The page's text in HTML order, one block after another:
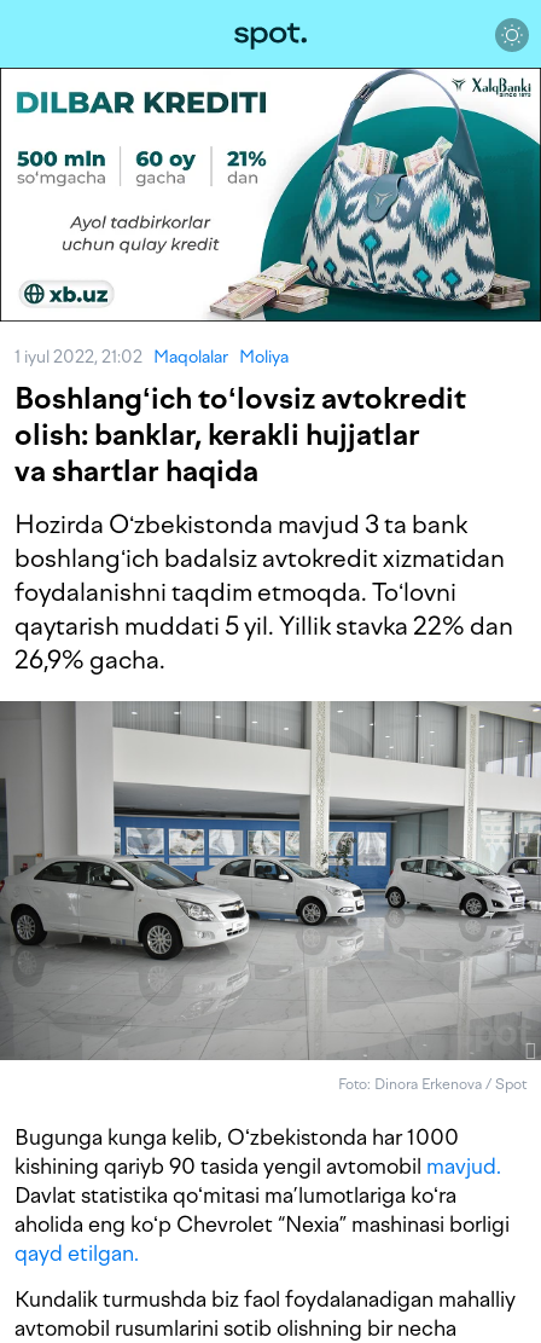
1 iyul 2022, 21:02 Maqolalar Moliya
Boshlangʻich toʻlovsiz avtokredit
olish: banklar, kerakli hujjatlar
va shartlar haqida
Hozirda Oʻzbekistonda mavjud 3 ta bank
boshlangʻich badalsiz avtokredit xizmatidan
foydalanishni taqdim etmoqda. Toʻlovni
qaytarish muddati 5 yil. Yillik stavka 22% dan
26,9% gacha.
Foto: Dinora Erkenova / Spot
Bugunga kunga kelib, Oʻzbekistonda har 1000
kishining qariyb 90 tasida yengil avtomobil mavjud.
Davlat statistika qoʻmitasi ma’lumotlariga koʻra
aholida eng koʻp Chevrolet “Nexia” mashinasi borligi
qayd etilgan.
Kundalik turmushda biz faol foydalanadigan mahalliy
avtomobil rusumlarini sotib olishning bir necha